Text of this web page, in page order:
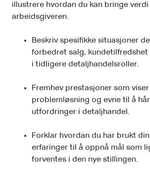
illustrere hvordan du kan bringe
arbeidsgiveren.
Beskriv spesifikke situasjoner
forbedret salg,
i tidligere detaljhandelsroller.
Fremhev prestasjoner som
problemløsning og evne til å
utfordringer i detaljhandel.
Forklar hvordan du har brukt
erfaringer til å oppnå mål som
forventes i den nye stillingen.